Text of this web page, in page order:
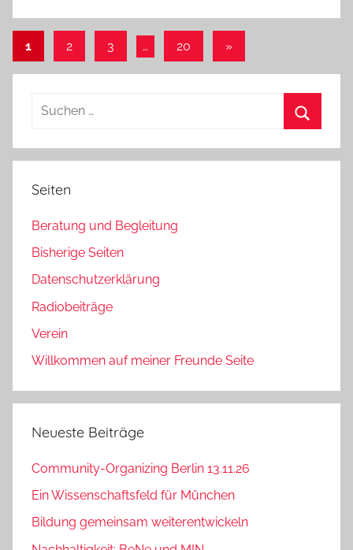
Seitennummerierung
der
Beiträge
1 2 3 … 20
Nächste
»
Suchen
Seiten
Beratung und Begleitung
Bisherige Seiten
Datenschutzerklärung
Radiobeiträge
Verein
Willkommen auf meiner Freunde Seite
Neueste Beiträge
Community-Organizing Berlin 13.11.26
Ein Wissenschaftsfeld für München
Bildung gemeinsam weiterentwickeln